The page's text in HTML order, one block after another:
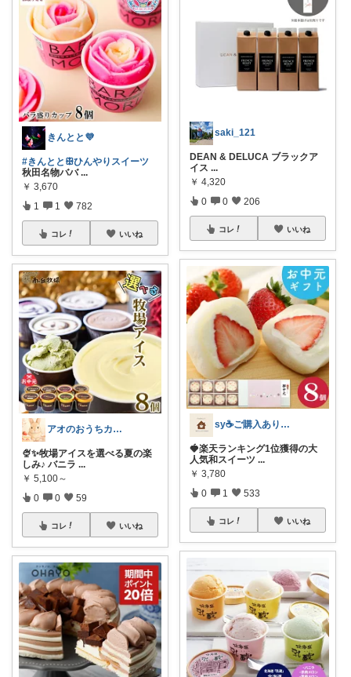
きんとと💜
#きんととꕥひんやりスイーツ
秋田名物ババ ...
￥ 3,670
1 1 782
コレ いいね
アオのおうちカフェ
🍨✨牧場アイスを選べる夏の楽
しみ♪ バニラ ...
￥ 5,100～
0 0 59
コレ いいね
saki_121
DEAN & DELUCA ブラックア
イス ...
￥ 4,320
0 0 206
コレ いいね
sy☕️ご購入ありがとうございます😌
🍓楽天ランキング1位獲得の大
人気和スイーツ ...
￥ 3,780
0 1 533
コレ いいね